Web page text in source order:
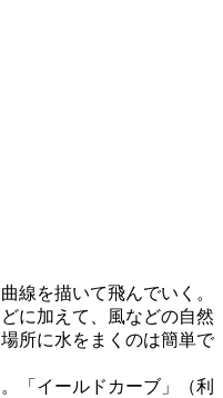
線を描いて飛んでいく。
に加えて、風などの自然
所に水をまくのは簡単で
「イールドカーブ」（利